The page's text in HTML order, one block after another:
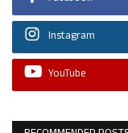
Instagram
YouTube